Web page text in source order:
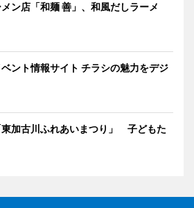
ン店「和麺 善」、和風だしラーメ
ント情報サイト チラシの魅力をデジ
東加古川ふれあいまつり」 子どもた